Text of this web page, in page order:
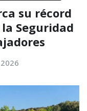
su récord
Seguridad